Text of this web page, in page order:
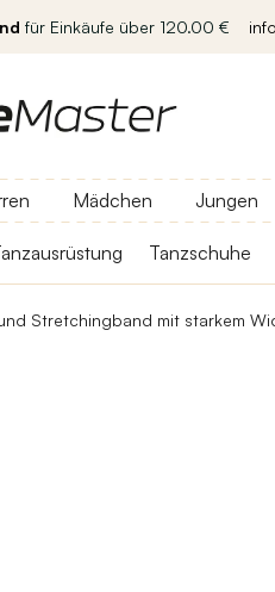
für Einkäufe über 120.00 €
Mädchen Jungen
Tanzschuhe
Stretchingband mit starkem